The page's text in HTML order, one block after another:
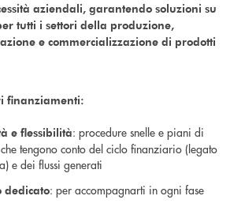
aziendali, garantendo soluzioni su
tutti i settori della produzione,
e commercializzazione di prodotti
finanziamenti:
e flessibilità: procedure snelle e piani di
tengono conto del ciclo finanziario (legato
e dei flussi generati
dedicato: per accompagnarti in ogni fase